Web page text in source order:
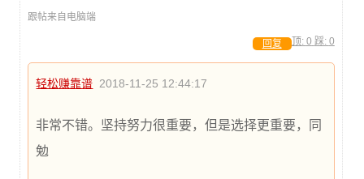
跟帖来自电脑端
顶: 0 踩: 0
回复
轻松赚靠谱 2018-11-25 12:44:17
非常不错。坚持努力很重要，但是选择更重要，同
勉